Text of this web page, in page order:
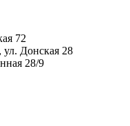
72
Донская 28
28/9